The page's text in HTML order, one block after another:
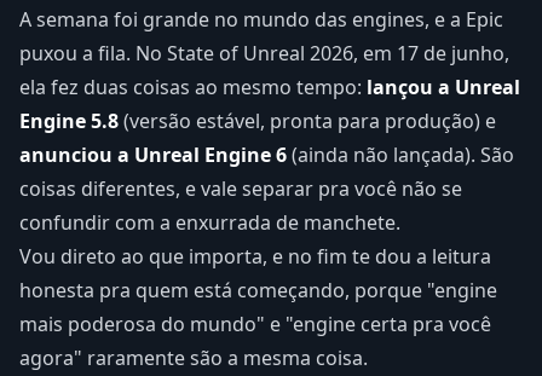
A semana foi grande no mundo das engines, e a Epic
puxou a fila. No State of Unreal 2026, em 17 de junho,
ela fez duas coisas ao mesmo tempo: lançou a Unreal
Engine 5.8(versão estável, pronta para produção) e
anunciou a Unreal Engine 6(ainda não lançada). São
coisas diferentes, e vale separar pra você não se
confundir com a enxurrada de manchete.
Vou direto ao que importa, e no fim te dou a leitura
honesta pra quem está começando, porque "engine
mais poderosa do mundo" e "engine certa pra você
agora" raramente são a mesma coisa.